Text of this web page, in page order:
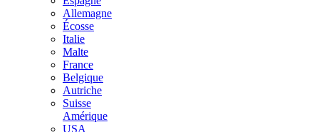
Allemagne
Écosse
Italie
Malte
France
Belgique
Autriche
Suisse
Amérique
USA